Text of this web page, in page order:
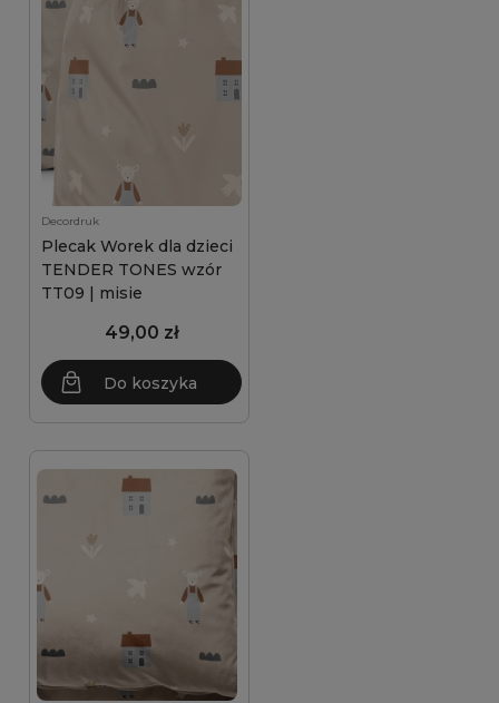
Decordruk
Plecak Worek dla dzieci
TENDER TONES wzór
TT09 | misie
49,00 zł
Do koszyka